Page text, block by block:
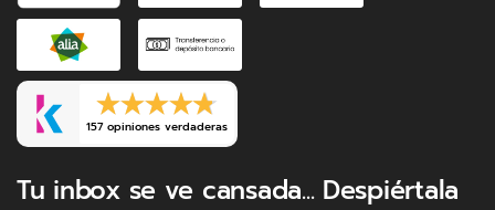
157 opiniones verdaderas
Tu inbox se ve cansada... Despiértala